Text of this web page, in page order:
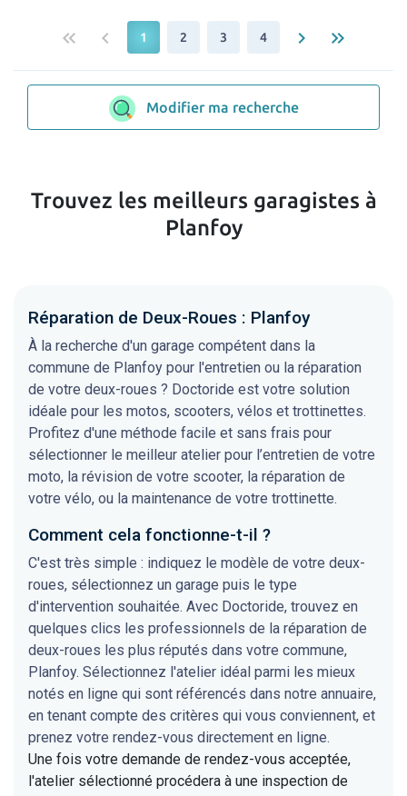
keyboard_double_arrow_left keyboard_arrow_left 1 2 3 4 keyboard_arrow_right keyboard_double_arrow_right
Modifier ma recherche
Trouvez les meilleurs garagistes à
Planfoy
Réparation de Deux-Roues : Planfoy
À la recherche d'un garage compétent dans la
commune de Planfoy pour l'entretien ou la réparation
de votre deux-roues ? Doctoride est votre solution
idéale pour les motos, scooters, vélos et trottinettes.
Profitez d'une méthode facile et sans frais pour
sélectionner le meilleur atelier pour l’entretien de votre
moto, la révision de votre scooter, la réparation de
votre vélo, ou la maintenance de votre trottinette.
Comment cela fonctionne-t-il ?
C'est très simple : indiquez le modèle de votre deux-
roues, sélectionnez un garage puis le type
d'intervention souhaitée. Avec Doctoride, trouvez en
quelques clics les professionnels de la réparation de
deux-roues les plus réputés dans votre commune,
Planfoy. Sélectionnez l'atelier idéal parmi les mieux
notés en ligne qui sont référencés dans notre annuaire,
en tenant compte des critères qui vous conviennent, et
prenez votre rendez-vous directement en ligne.
Une fois votre demande de rendez-vous acceptée,
l'atelier sélectionné procédera à une inspection de